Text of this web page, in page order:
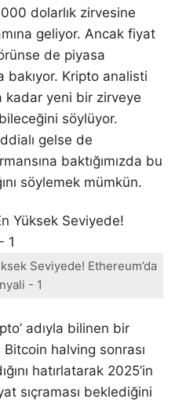
dolarlık zirvesine
geliyor. Ancak fiyat
de piyasa
bakıyor. Kripto analisti
kadar yeni bir zirveye
söylüyor.
gelse de
baktığımızda bu
söylemek mümkün.
Seviyede! Ethereum’da
- 1
adıyla bilinen bir
halving sonrası
hatırlatarak 2025’in
sıçraması beklediğini